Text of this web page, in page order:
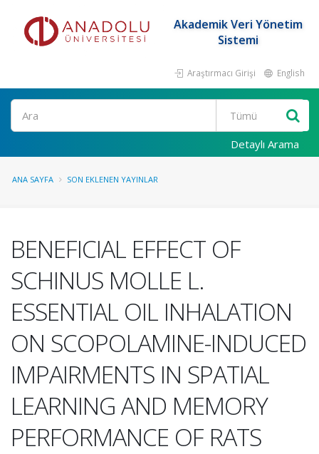
Akademik Veri Yönetim
Sistemi
Araştırmacı Girişi English
Ara
Detaylı Arama
ANA SAYFA SON EKLENEN YAYINLAR
BENEFICIAL EFFECT OF
SCHINUS MOLLE L.
ESSENTIAL OIL INHALATION
ON SCOPOLAMINE-INDUCED
IMPAIRMENTS IN SPATIAL
LEARNING AND MEMORY
PERFORMANCE OF RATS